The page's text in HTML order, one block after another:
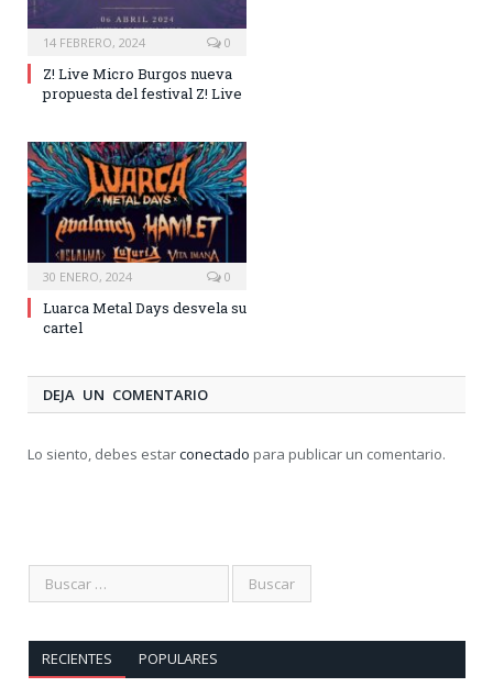
14 FEBRERO, 2024 0
Z! Live Micro Burgos nueva
propuesta del festival Z! Live
30 ENERO, 2024 0
Luarca Metal Days desvela su
cartel
DEJA UN COMENTARIO
Lo siento, debes estarconectado para publicar un comentario.
RECIENTES POPULARES